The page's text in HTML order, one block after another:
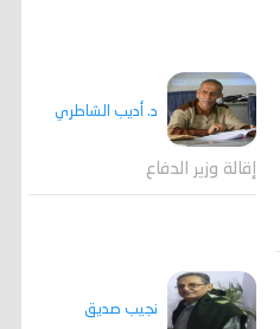
د. أديب الشاطري
إقالة وزير الدفاع
نجيب صديق